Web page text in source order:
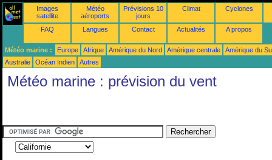
Images
satellite
Météo
aéroports
Prévisions 10
jours
Climat Cyclones
FAQ Langues Contact Actualités A propos
Météo marine : Europe Afrique Amérique du Nord Amérique centrale
Amérique du
Australie
Océan Indien Autres
Météo marine : prévision du vent